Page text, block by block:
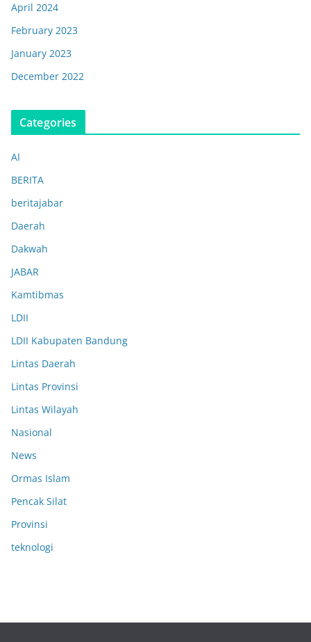
April 2024
February 2023
January 2023
December 2022
Categories
AI
BERITA
beritajabar
Daerah
Dakwah
JABAR
Kamtibmas
LDII
LDII Kabupaten Bandung
Lintas Daerah
Lintas Provinsi
Lintas Wilayah
Nasional
News
Ormas Islam
Pencak Silat
Provinsi
teknologi